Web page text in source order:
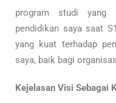
program studi yang
pendidikan saya saat
yang kuat terhadap
saya, baik bagi
Kejelasan Visi Sebagai